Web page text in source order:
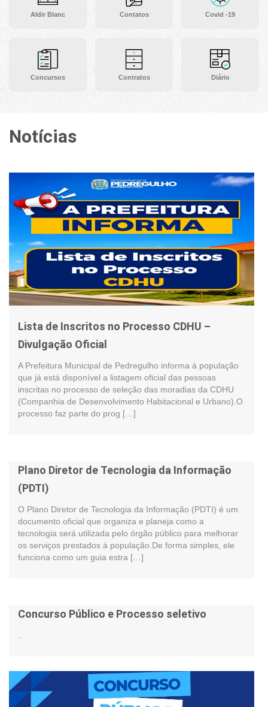
Aldir Blanc
Concursos
Contatos
Contratos
Covid -19
Diário
Notícias
Lista de Inscritos no Processo CDHU –
Divulgação Oficial
A Prefeitura Municipal de Pedregulho informa à população
que já está disponível a listagem oficial das pessoas
inscritas no processo de seleção das moradias da CDHU
(Companhia de Desenvolvimento Habitacional e Urbano).O
processo faz parte do prog […]
Plano Diretor de Tecnologia da Informação
(PDTI)
O Plano Diretor de Tecnologia da Informação (PDTI) é um
documento oficial que organiza e planeja como a
tecnologia será utilizada pelo órgão público para melhorar
os serviços prestados à população.De forma simples, ele
funciona como um guia estra […]
Concurso Público e Processo seletivo